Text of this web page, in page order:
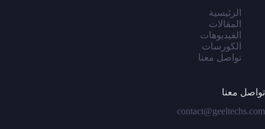
الرئيسية
المقالات
الفيديوهات
الكورسات
تواصل معنا
تواصل معنا
contact@geeltechs.com